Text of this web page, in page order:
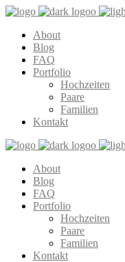
About
Blog
FAQ
Portfolio
Hochzeiten
Paare
Familien
Kontakt
About
Blog
FAQ
Portfolio
Hochzeiten
Paare
Familien
Kontakt